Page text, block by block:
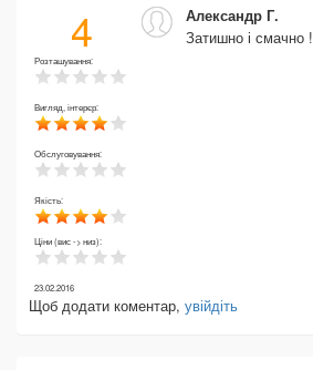
4
Розташування:
Вигляд, інтерєр:
Обслуговування:
Якість:
Ціни (вис -> низ):
Александр Г.
Затишно і смачно !
23.02.2016
Щоб додати коментар, увійдіть